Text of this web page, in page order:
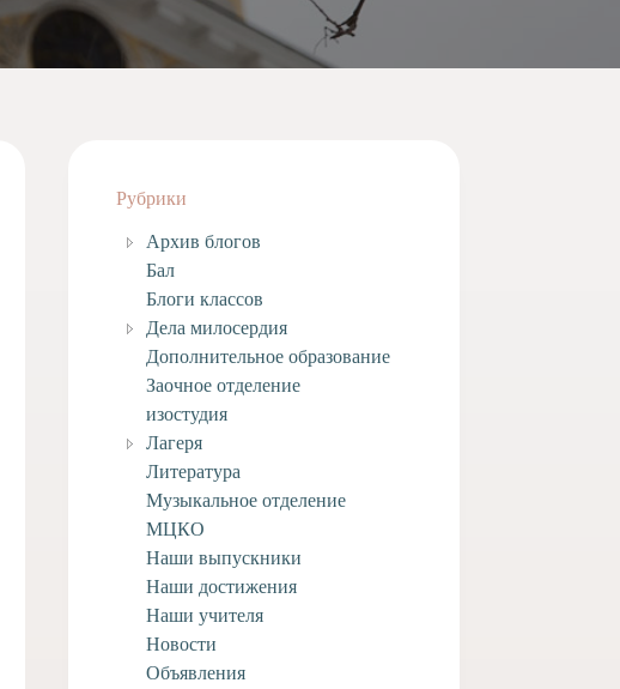
Рубрики
Архив блогов
Бал
Блоги классов
Дела милосердия
Дополнительное образование
Заочное отделение
изостудия
Лагеря
Литература
Музыкальное отделение
МЦКО
Наши выпускники
Наши достижения
Наши учителя
Новости
Объявления